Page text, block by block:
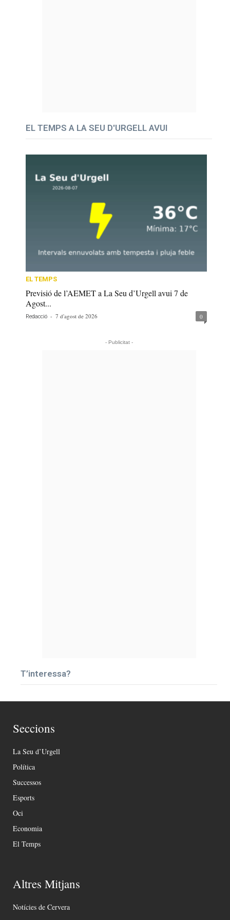
EL TEMPS A LA SEU D'URGELL AVUI
EL TEMPS
Previsió de l’AEMET a La Seu d’Urgell avui 7 de
Agost...
Redacció - 7 d'agost de 2026 0
- Publicitat -
T’interessa?
Seccions
La Seu d’Urgell
Política
Successos
Esports
Oci
Economia
El Temps
Altres Mitjans
Notícies de Cervera